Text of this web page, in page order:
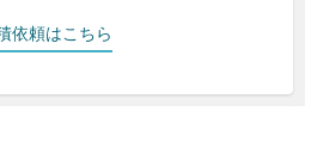
依頼はこちら